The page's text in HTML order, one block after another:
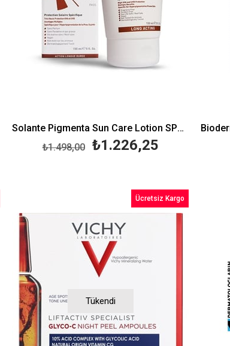
Solante Pigmenta Sun Care Lotion SPF50+ 150 ml
₺1.226,25
₺1.498,00
Tükendi
Ücretsiz Kargo